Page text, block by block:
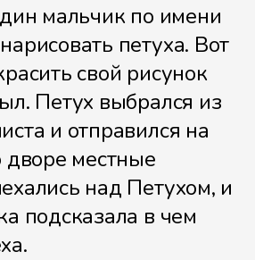
мальчик по имени
петуха. Вот
свой рисунок
Петух выбрался из
и отправился на
дворе местные
над Петухом, и
подсказала в чем